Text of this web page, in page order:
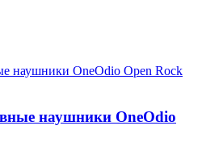
наушники OneOdio